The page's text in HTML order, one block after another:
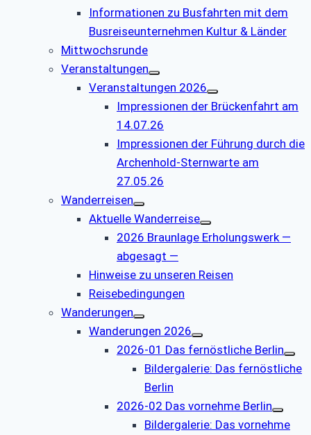
Informationen zu Busfahrten mit dem
Busreiseunternehmen Kultur & Länder
Mittwochsrunde
Veranstaltungen
Veranstaltungen 2026
Impressionen der Brückenfahrt am
14.07.26
Impressionen der Führung durch die
Archenhold-Sternwarte am
27.05.26
Wanderreisen
Aktuelle Wanderreise
2026 Braunlage Erholungswerk —
abgesagt —
Hinweise zu unseren Reisen
Reisebedingungen
Wanderungen
Wanderungen 2026
2026-01 Das fernöstliche Berlin
Bildergalerie: Das fernöstliche
Berlin
2026-02 Das vornehme Berlin
Bildergalerie: Das vornehme